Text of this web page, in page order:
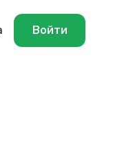
Войти